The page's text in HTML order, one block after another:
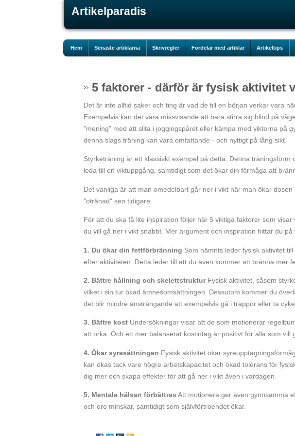
Artikelparadis
Hem Senaste artiklarna Skrivregler Fördelar med artiklar Artikeltips
5 faktorer - därför är fysisk aktivitet
Det är inte alltid saker och ting är vad de till en början verkar vara
Exempelvis kan det vara missvisande att bara stirra sig blind på
"mening" med att slita i joggingspåret eller kämpa med vikterna på
denna slags träning kan vara omfattande - och nyttigt på lång sikt.
Styrketräning är ett klassiskt exempel på detta. Denna
leda till en viktuppgång, samtidigt som det ökar din förmåga att
Det vanliga är att man omedelbart går ner i vikt när man ökar
"otränad" sen tidigare.
För att du ska få lite inspiration följer här 5 viktiga faktorer som
du vill gå ner i vikt snabbt. Mer argument och inspiration hittar du på
1. Du ökar din fettförbränning Som nämnts leder fysisk aktivitet
efter aktiviteten. Detta leder till att du även kommer att bränna mer
2. Bättre hållning och skelettstruktur Fysisk aktivitet, såsom
vilket i sin tur ökad ämnesomsättningen. Dessutom kommer du
det blir mindre ansträngande att exempelvis gå i trappor eller ta
3. Bättre kost Undersökningar visar att de som motionerar
att orka. Och ett mer balanserat kostintag är positivt för alla som vill
4. Ökar syresättningen Fysisk aktivitet ökar
kan ökas tack vare högre arbetskapacitet och ökad tolerans för
dig mer och skapa effekter för att gå ner i vikt även i vardagen.
5. Mentala hälsan förbättras Att motionera ger även gynnsamma
och oro minskar, samtidigt som självförtroendet ökar.